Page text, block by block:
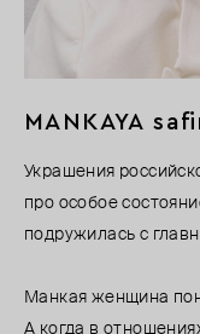
MANKAYA
Украшения
про особое
подружилась с
Манкая женщина
А когда в